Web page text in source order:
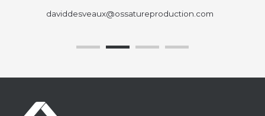
daviddesveaux@ossatureproduction.com